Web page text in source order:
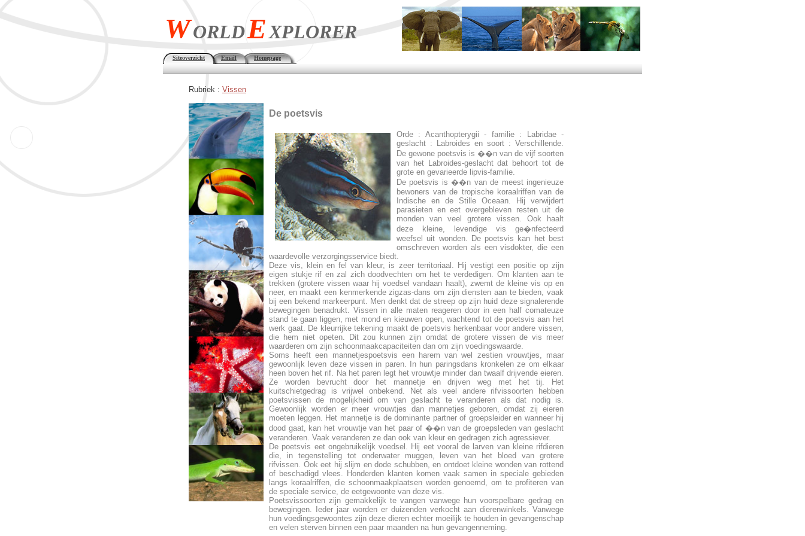
WORLDEXPLORER
Siteoverzicht Email Homepage
Rubriek : Vissen
De poetsvis
Orde : Acanthopterygii - familie : Labridae -
geslacht : Labroides en soort : Verschillende.
De gewone poetsvis is ��n van de vijf soorten
van het Labroides-geslacht dat behoort tot de
grote en gevarieerde lipvis-familie.
De poetsvis is ��n van de meest ingenieuze
bewoners van de tropische koraalriffen van de
Indische en de Stille Oceaan. Hij verwijdert
parasieten en eet overgebleven resten uit de
monden van veel grotere vissen. Ook haalt
deze kleine, levendige vis ge�nfecteerd
weefsel uit wonden. De poetsvis kan het best
omschreven worden als een visdokter, die een
waardevolle verzorgingsservice biedt.
Deze vis, klein en fel van kleur, is zeer territoriaal. Hij vestigt een positie op zijn
eigen stukje rif en zal zich doodvechten om het te verdedigen. Om klanten aan te
trekken (grotere vissen waar hij voedsel vandaan haalt), zwemt de kleine vis op en
neer, en maakt een kenmerkende zigzas-dans om zijn diensten aan te bieden, vaak
bij een bekend markeerpunt. Men denkt dat de streep op zijn huid deze signalerende
bewegingen benadrukt. Vissen in alle maten reageren door in een half comateuze
stand te gaan liggen, met mond en kieuwen open, wachtend tot de poetsvis aan het
werk gaat. De kleurrijke tekening maakt de poetsvis herkenbaar voor andere vissen,
die hem niet opeten. Dit zou kunnen zijn omdat de grotere vissen de vis meer
waarderen om zijn schoonmaakcapaciteiten dan om zijn voedingswaarde.
Soms heeft een mannetjespoetsvis een harem van wel zestien vrouwtjes, maar
gewoonlijk leven deze vissen in paren. In hun paringsdans kronkelen ze om elkaar
heen boven het rif. Na het paren legt het vrouwtje minder dan twaalf drijvende eieren.
Ze worden bevrucht door het mannetje en drijven weg met het tij. Het
kuitschietgedrag is vrijwel onbekend. Net als veel andere rifvissoorten hebben
poetsvissen de mogelijkheid om van geslacht te veranderen als dat nodig is.
Gewoonlijk worden er meer vrouwtjes dan mannetjes geboren, omdat zij eieren
moeten leggen. Het mannetje is de dominante partner of groepsleider en wanneer hij
dood gaat, kan het vrouwtje van het paar of ��n van de groepsleden van geslacht
veranderen. Vaak veranderen ze dan ook van kleur en gedragen zich agressiever.
De poetsvis eet ongebruikelijk voedsel. Hij eet vooral de larven van kleine rifdieren
die, in tegenstelling tot onderwater muggen, leven van het bloed van grotere
rifvissen. Ook eet hij slijm en dode schubben, en ontdoet kleine wonden van rottend
of beschadigd vlees. Honderden klanten komen vaak samen in speciale gebieden
langs koraalriffen, die schoonmaakplaatsen worden genoemd, om te profiteren van
de speciale service, de eetgewoonte van deze vis.
Poetsvissoorten zijn gemakkelijk te vangen vanwege hun voorspelbare gedrag en
bewegingen. Ieder jaar worden er duizenden verkocht aan dierenwinkels. Vanwege
hun voedingsgewoontes zijn deze dieren echter moeilijk te houden in gevangenschap
en velen sterven binnen een paar maanden na hun gevangenneming.